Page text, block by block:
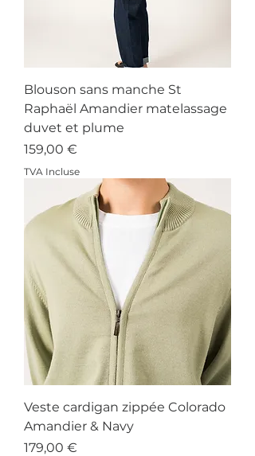
Blouson sans manche St
Raphaël Amandier matelassage
duvet et plume
Prix
159,00 €
TVA Incluse
Veste cardigan zippée Colorado
Amandier & Navy
Prix
179,00 €